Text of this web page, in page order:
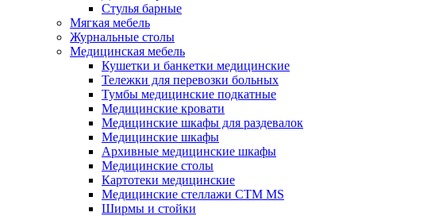
Стулья барные
Мягкая мебель
Журнальные столы
Медицинская мебель
Кушетки и банкетки медицинские
Тележки для перевозки больных
Тумбы медицинские подкатные
Медицинские кровати
Медицинские шкафы для раздевалок
Медицинские шкафы
Архивные медицинские шкафы
Медицинские столы
Картотеки медицинские
Медицинские стеллажи CTM MS
Ширмы и стойки